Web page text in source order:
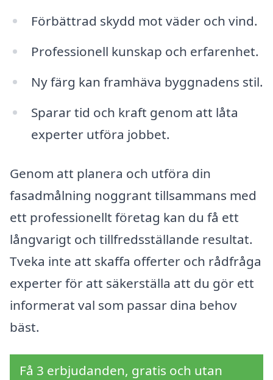
Förbättrad skydd mot väder och vind.
Professionell kunskap och erfarenhet.
Ny färg kan framhäva byggnadens stil.
Sparar tid och kraft genom att låta
experter utföra jobbet.
Genom att planera och utföra din
fasadmålning noggrant tillsammans med
ett professionellt företag kan du få ett
långvarigt och tillfredsställande resultat.
Tveka inte att skaffa offerter och rådfråga
experter för att säkerställa att du gör ett
informerat val som passar dina behov
bäst.
Få 3 erbjudanden, gratis och utan